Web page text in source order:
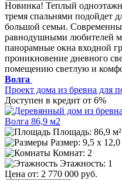
Новинка! Теплый
тремя спальнями подойдет
большой семьи.
равнодушными любителей
панорамные окна входной
проникновение дневного
помещению светлую и
Волга
Проект дома из бревна для
Доступен в кредит от 6%
Площадь: 86,9 м²
Размер: 9,5 х
Комнат: 2
Этажность: 1
Цена от: 2 770 000 руб.